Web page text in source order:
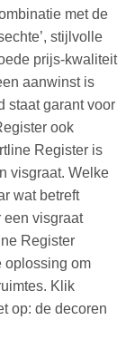
met de
stijlvolle
prijs-kwaliteit
aanwinst is
staat garant voor
ook
Register is
visgraat. Welke
wat betreft
een visgraat
Register
oplossing om
Klik
op: de decoren